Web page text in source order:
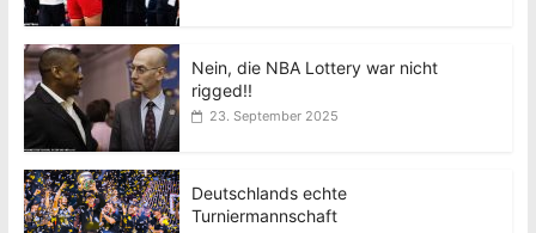
Nein, die NBA Lottery war nicht
rigged!!
23. September 2025
Deutschlands echte
Turniermannschaft